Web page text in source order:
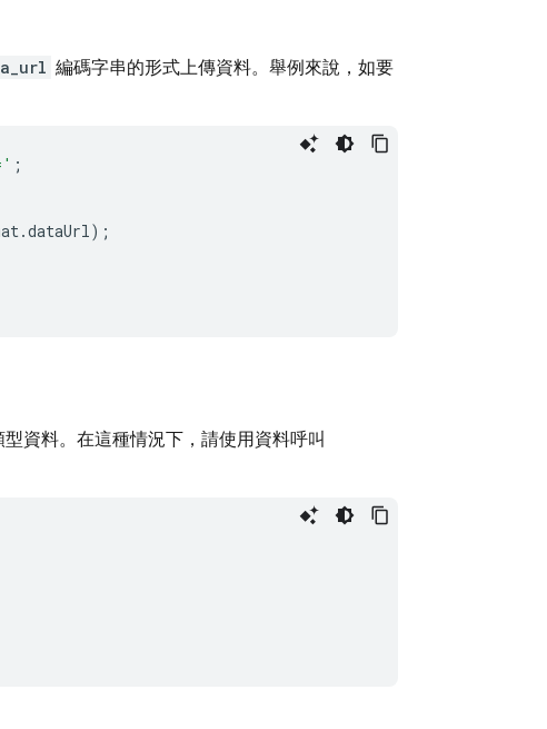
編碼字串的形式上傳資料。舉例來說，如要
;
.dataUrl);
資料。在這種情況下，請使用資料呼叫